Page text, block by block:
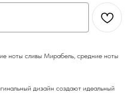
ноты сливы Мирабель, средние ноты
дизайн создают идеальный